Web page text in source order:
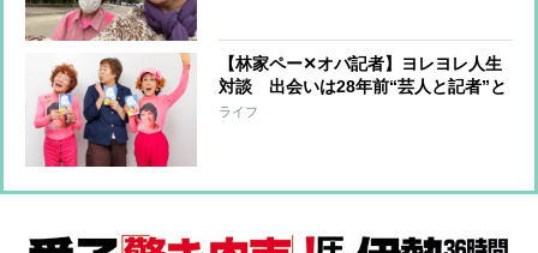
【林家ペー✕オバ記者】ヨレヨレ人生
対談 出会いは28年前“芸人と記者”と
いう関係から“芸人とマネジャー”にな
ライフ